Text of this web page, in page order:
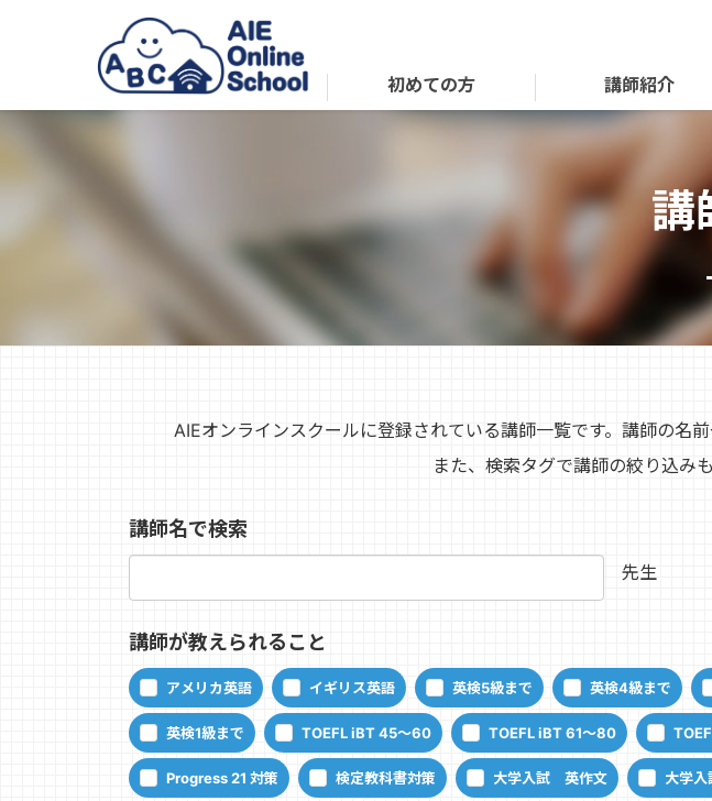
初めての方 講師紹介
講
AIEオンラインスクールに登録されている講師一覧です。講師の名
また、検索タグで講師の絞り込み
講師名で検索
先生
講師が教えられること
アメリカ英語 イギリス英語 英検5級まで 英検4級まで
英検1級まで TOEFL iBT 45～60 TOEFL iBT 61～80
Progress 21 対策 検定教科書対策 大学入試 英作文 大学